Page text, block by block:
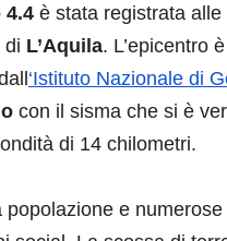
4.4 è stata registrata alle
di L’Aquila. L’epicentro
‘Istituto Nazionale di
con il sisma che si è
di 14 chilometri.
popolazione e numerose